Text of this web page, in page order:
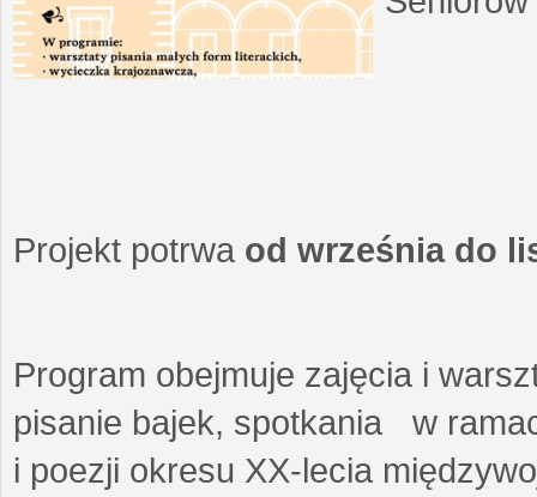
Projekt potrwa od września do
Program obejmuje zajęcia i
pisanie bajek, spotkania w
i poezji okresu XX-lecia